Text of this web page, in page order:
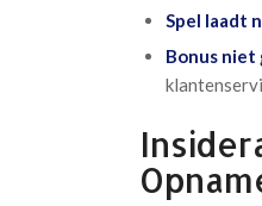
Spel laadt
Bonus niet